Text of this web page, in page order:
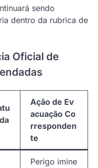
sendo
dentro da rubrica de
Oficial de
Ação de Ev
acuação Co
rresponden
te
Perigo imine